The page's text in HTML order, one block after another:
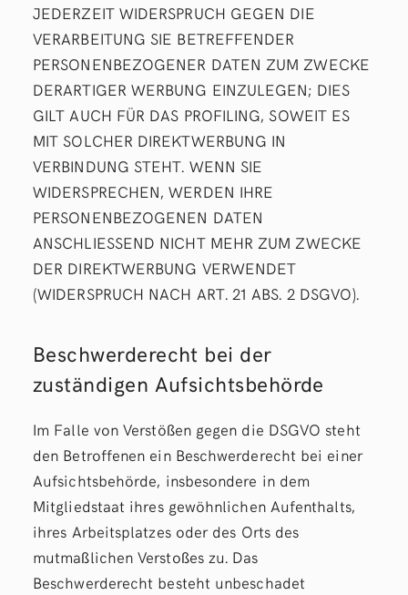
JEDERZEIT WIDERSPRUCH GEGEN DIE
VERARBEITUNG SIE BETREFFENDER
PERSONENBEZOGENER DATEN ZUM ZWECKE
DERARTIGER WERBUNG EINZULEGEN; DIES
GILT AUCH FÜR DAS PROFILING, SOWEIT ES
MIT SOLCHER DIREKTWERBUNG IN
VERBINDUNG STEHT. WENN SIE
WIDERSPRECHEN, WERDEN IHRE
PERSONENBEZOGENEN DATEN
ANSCHLIESSEND NICHT MEHR ZUM ZWECKE
DER DIREKTWERBUNG VERWENDET
(WIDERSPRUCH NACH ART. 21 ABS. 2 DSGVO).
Beschwerde­recht bei der
zuständigen Aufsichts­behörde
Im Falle von Verstößen gegen die DSGVO steht
den Betroffenen ein Beschwerderecht bei einer
Aufsichtsbehörde, insbesondere in dem
Mitgliedstaat ihres gewöhnlichen Aufenthalts,
ihres Arbeitsplatzes oder des Orts des
mutmaßlichen Verstoßes zu. Das
Beschwerderecht besteht unbeschadet